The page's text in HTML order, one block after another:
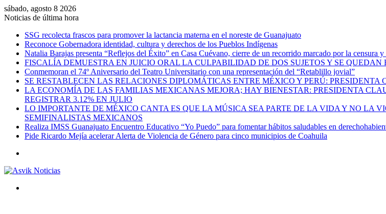
sábado, agosto 8 2026
Noticias de última hora
SSG recolecta frascos para promover la lactancia materna en el noreste de Guanajuato
Reconoce Gobernadora identidad, cultura y derechos de los Pueblos Indígenas
Natalia Barajas presenta “Reflejos del Éxito” en Casa Cuévano, cierre de un recorrido marcado por la censura y
FISCALÍA DEMUESTRA EN JUICIO ORAL LA CULPABILIDAD DE DOS SUJETOS Y SE
Conmemoran el 74º Aniversario del Teatro Universitario con una representación del “Retablillo jovial”
SE RESTABLECEN LAS RELACIONES DIPLOMÁTICAS ENTRE MÉXICO Y PERÚ:
LA ECONOMÍA DE LAS FAMILIAS MEXICANAS MEJORA; HAY BIENESTAR: PRESIDENTA
REGISTRAR 3.12% EN JULIO
LO IMPORTANTE DE MÉXICO CANTA ES QUE LA MÚSICA SEA PARTE DE LA VIDA Y NO LA
SEMIFINALISTAS MEXICANOS
Realiza IMSS Guanajuato Encuentro Educativo “Yo Puedo” para fomentar hábitos saludables en
Pide Ricardo Mejía acelerar Alerta de Violencia de Género para cinco municipios de Coahuila